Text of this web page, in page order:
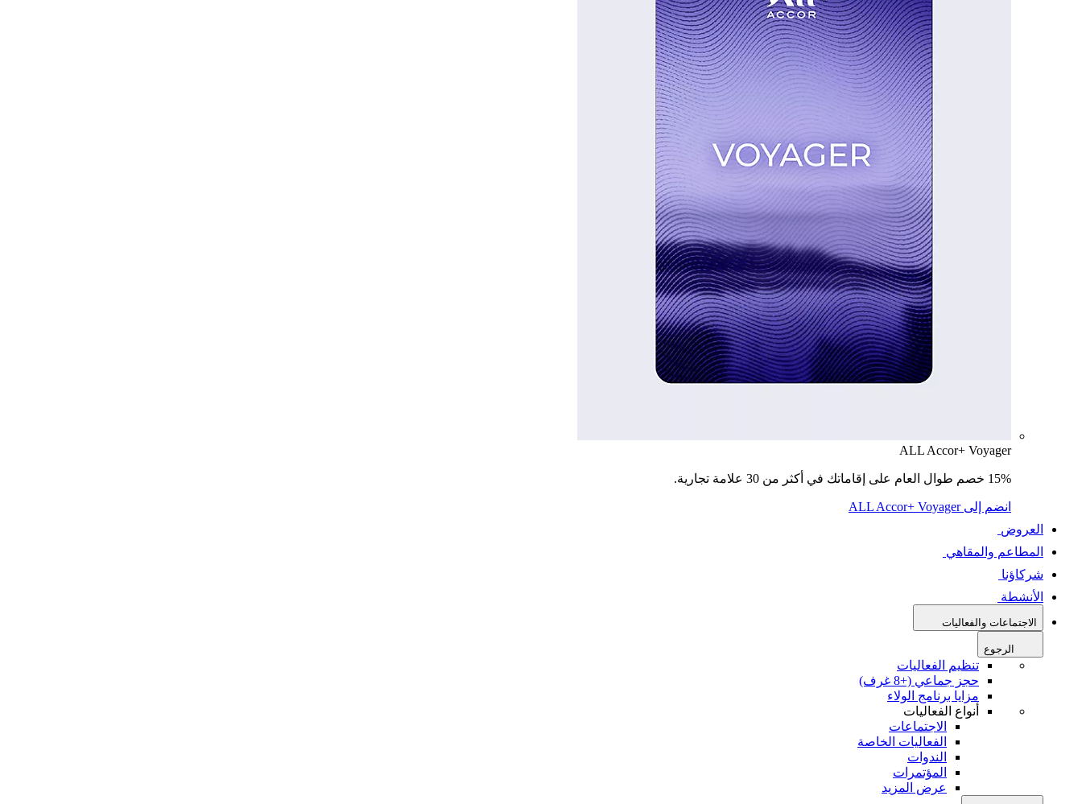
ALL Accor+ Voyager
15% خصم طوال العام على إقاماتك في أكثر من 30 علامة تجارية.
انضم إلى ALL Accor+ Voyager
العروض
المطاعم والمقاهي
شركاؤنا
الأنشطة
الاجتماعات والفعاليات
الرجوع
تنظيم الفعاليات
حجز جماعي (+8 غرف)
مزايا برنامج الولاء
أنواع الفعاليات
الاجتماعات
الفعاليات الخاصة
الندوات
المؤتمرات
عرض المزيد